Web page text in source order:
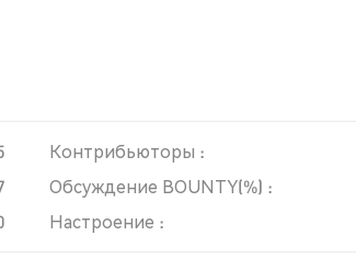
Контрибьюторы :
Обсуждение BOUNTY(%) :
Настроение :